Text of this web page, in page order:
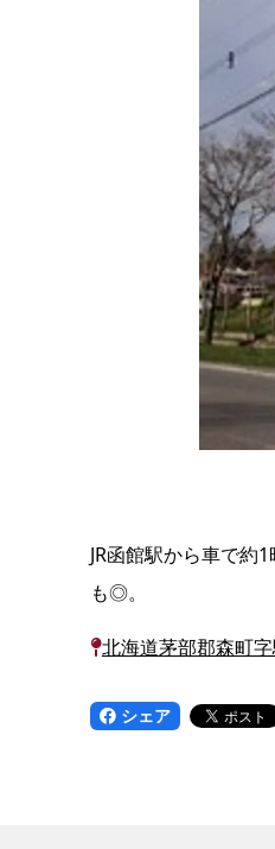
JR函館駅から車で約
も◎。
北海道茅部郡森町
シェア